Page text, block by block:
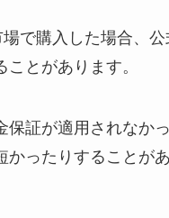
で購入した場合、公
とがあります。
保証が適用されなか
かったりすることが